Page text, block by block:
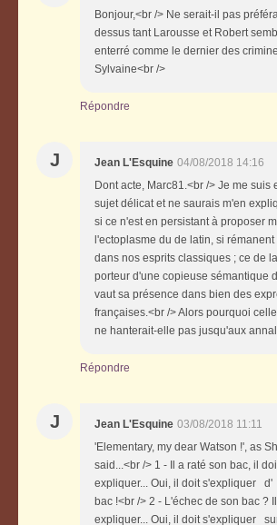
Bonjour,<br /> Ne serait-il pas
dessus tant Larousse et Robert
enterré comme le dernier des
Sylvaine<br />
Répondre
J Jean L'Esquine 04/08/2018 14:16
Dont acte, Marc81.<br /> Je me suis
sujet délicat et ne saurais m'en
si ce n'est en persistant à proposer
l'ectoplasme du de latin, si
dans nos esprits classiques ; ce de
porteur d'une copieuse sémantique
vaut sa présence dans bien des
françaises.<br /> Alors pourquoi
ne hanterait-elle pas jusqu'aux
Répondre
J Jean L'Esquine 03/08/2018 11:11
'Elementary, my dear Watson !', as
said...<br /> 1 - Il a raté son bac, il
expliquer... Oui, il doit s'expliquer
bac !<br /> 2 - L'échec de son bac ?
expliquer... Oui, il doit s'expliquer